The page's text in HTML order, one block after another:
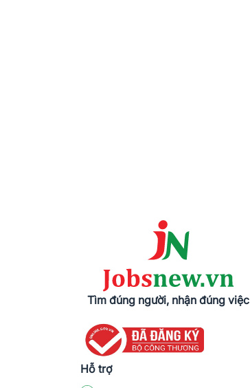
Tìm đúng người, nhận đúng việc
Hỗ trợ